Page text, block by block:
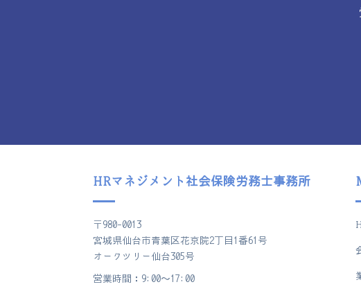
HRマネジメント社会保険労務士事務所
〒980-0013
宮城県仙台市青葉区花京院2丁目1番61号
オークツリー仙台305号
営業時間：9:00～17:00